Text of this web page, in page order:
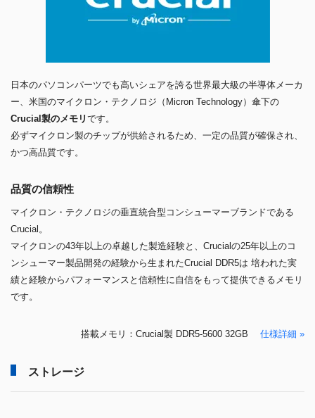
日本のパソコンパーツでも高いシェアを誇る世界最大級の半導体メーカ
ー、米国のマイクロン・テクノロジ（Micron Technology）傘下の
Crucial製のメモリです。
必ずマイクロン製のチップが供給されるため、一定の品質が確保され、
かつ高品質です。
品質の信頼性
マイクロン・テクノロジの垂直統合型コンシューマーブランドである
Crucial。
マイクロンの43年以上の卓越した製造経験と、Crucialの25年以上のコ
ンシューマー製品開発の経験から生まれたCrucial DDR5は 培われた実
績と経験からパフォーマンスと信頼性に自信をもって提供できるメモリ
です。
搭載メモリ：Crucial製 DDR5-5600 32GB 仕様詳細 »
ストレージ